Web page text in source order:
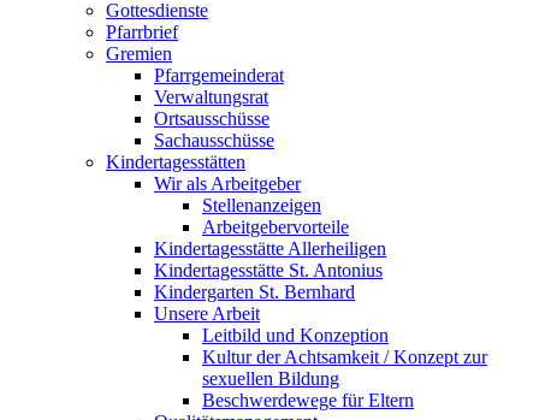
Gottesdienste
Pfarrbrief
Gremien
Pfarrgemeinderat
Verwaltungsrat
Ortsausschüsse
Sachausschüsse
Kindertagesstätten
Wir als Arbeitgeber
Stellenanzeigen
Arbeitgebervorteile
Kindertagesstätte Allerheiligen
Kindertagesstätte St. Antonius
Kindergarten St. Bernhard
Unsere Arbeit
Leitbild und Konzeption
Kultur der Achtsamkeit / Konzept zur
sexuellen Bildung
Beschwerdewege für Eltern